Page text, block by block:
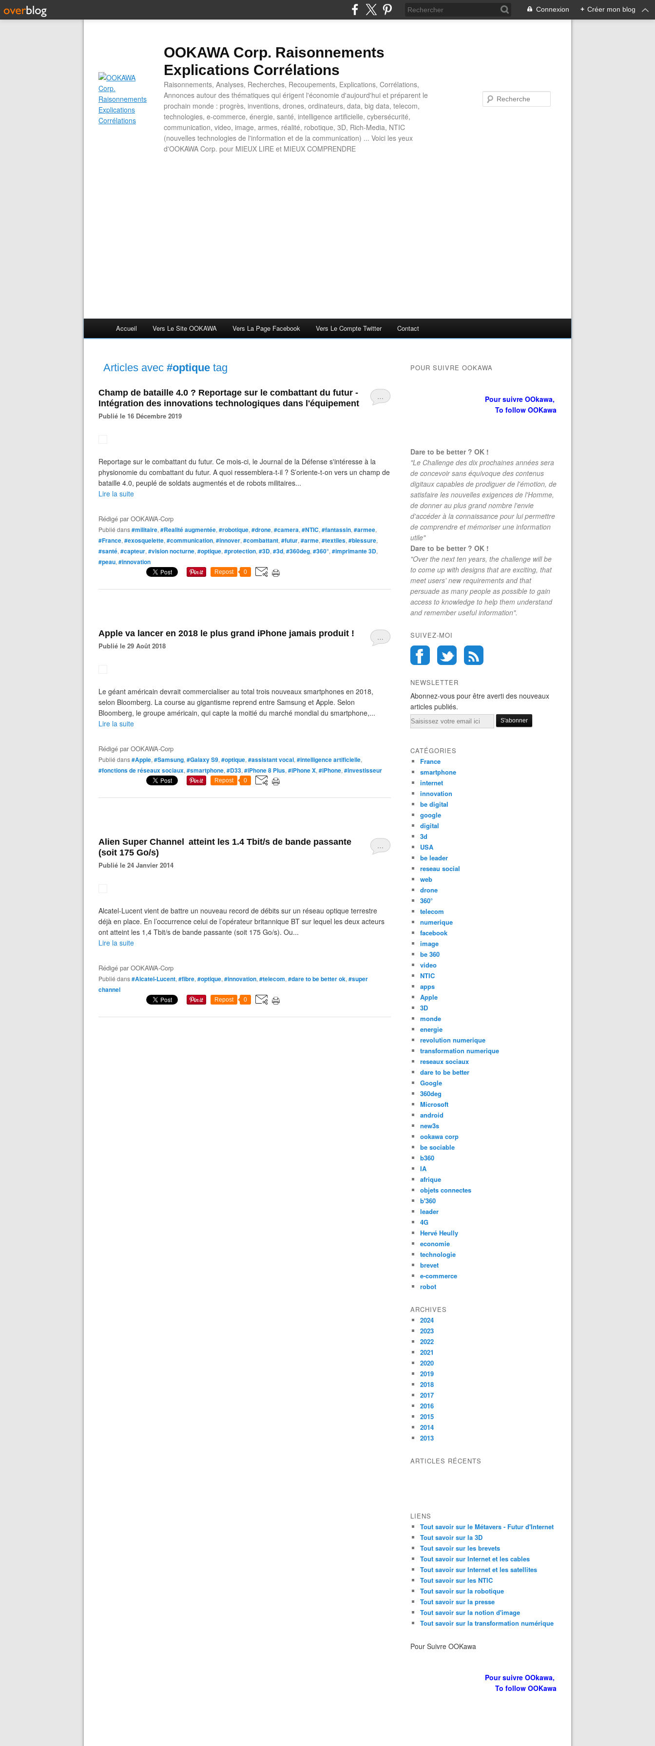
Connexion + Créer mon blog
OOKAWA Corp. Raisonnements
Explications Corrélations
Raisonnements, Analyses, Recherches, Recoupements, Explications, Corrélations,
Annonces autour des thématiques qui érigent l'économie d'aujourd'hui et préparent le
prochain monde : progrès, inventions, drones, ordinateurs, data, big data, telecom,
technologies, e-commerce, énergie, santé, intelligence artificielle, cybersécurité,
communication, video, image, armes, réalité, robotique, 3D, Rich-Media, NTIC
(nouvelles technologies de l'information et de la communication) ... Voici les yeux
d'OOKAWA Corp. pour MIEUX LIRE et MIEUX COMPRENDRE
Accueil Vers Le Site OOKAWA Vers La Page Facebook Vers Le Compte Twitter Contact
Articles avec #optique tag
…
Champ de bataille 4.0 ? Reportage sur le combattant du futur -
Intégration des innovations technologiques dans l'équipement
Publié le 16 Décembre 2019
Reportage sur le combattant du futur. Ce mois-ci, le Journal de la Défense s'intéresse à la
physionomie du combattant du futur. A quoi ressemblera-t-il ? S’oriente-t-on vers un champ de
bataille 4.0, peuplé de soldats augmentés et de robots militaires...
Lire la suite
Rédigé parOOKAWA-Corp
Publié dans#militaire, #Realité augmentée, #robotique, #drone, #camera, #NTIC, #fantassin, #armee,
#France, #exosquelette, #communication, #innover, #combattant, #futur, #arme, #textiles, #blessure,
#santé, #capteur, #vision nocturne, #optique, #protection, #3D, #3d, #360deg, #360°, #imprimante 3D,
#peau, #innovation
Repost 0
…
Apple va lancer en 2018 le plus grand iPhone jamais produit !
Publié le 29 Août 2018
Le géant américain devrait commercialiser au total trois nouveaux smartphones en 2018,
selon Bloomberg. La course au gigantisme reprend entre Samsung et Apple. Selon
Bloomberg, le groupe américain, qui capte la moitié du marché mondial du smartphone,...
Lire la suite
Rédigé parOOKAWA-Corp
Publié dans#Apple, #Samsung, #Galaxy S9, #optique, #assistant vocal, #intelligence artificielle,
#fonctions de réseaux sociaux, #smartphone, #D33, #iPhone 8 Plus, #iPhone X, #iPhone, #investisseur
Repost 0
…
Alien Super Channel atteint les 1.4 Tbit/s de bande passante
(soit 175 Go/s)
Publié le 24 Janvier 2014
Alcatel-Lucent vient de battre un nouveau record de débits sur un réseau optique terrestre
déjà en place. En l’occurrence celui de l’opérateur britannique BT sur lequel les deux acteurs
ont atteint les 1,4 Tbit/s de bande passante (soit 175 Go/s). Ou...
Lire la suite
Rédigé parOOKAWA-Corp
Publié dans#Alcatel-Lucent, #fibre, #optique, #innovation, #telecom, #dare to be better ok, #super
channel
Repost 0
POUR SUIVRE OOKAWA
Pour suivre OOkawa,
To follow OOKawa
Dare to be better ? OK !
"Le Challenge des dix prochaines années sera
de concevoir sans équivoque des contenus
digitaux capables de prodiguer de l'émotion, de
satisfaire les nouvelles exigences de l'Homme,
de donner au plus grand nombre l'envie
d'accéder à la connaissance pour lui permettre
de comprendre et mémoriser une information
utile"
Dare to be better ? OK !
"Over the next ten years, the challenge will be
to come up with designs that are exciting, that
meet users' new requirements and that
persuade as many people as possible to gain
access to knowledge to help them understand
and remember useful information".
SUIVEZ-MOI
NEWSLETTER
Abonnez-vous pour être averti des nouveaux
articles publiés.
Email
CATÉGORIES
France
smartphone
internet
innovation
be digital
google
digital
3d
USA
be leader
reseau social
web
drone
360°
telecom
numerique
facebook
image
be 360
video
NTIC
apps
Apple
3D
monde
energie
revolution numerique
transformation numerique
reseaux sociaux
dare to be better
Google
360deg
Microsoft
android
new3s
ookawa corp
be sociable
b360
IA
afrique
objets connectes
b'360
leader
4G
Hervé Heully
economie
technologie
brevet
e-commerce
robot
ARCHIVES
2024
2023
2022
2021
2020
2019
2018
2017
2016
2015
2014
2013
ARTICLES RÉCENTS
LIENS
Tout savoir sur le Métavers - Futur d'Internet
Tout savoir sur la 3D
Tout savoir sur les brevets
Tout savoir sur Internet et les cables
Tout savoir sur Internet et les satellites
Tout savoir sur les NTIC
Tout savoir sur la robotique
Tout savoir sur la presse
Tout savoir sur la notion d'image
Tout savoir sur la transformation numérique
Pour Suivre OOKawa
Pour suivre OOkawa,
To follow OOKawa